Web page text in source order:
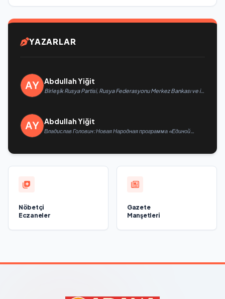
YAZARLAR
Abdullah Yiğit
Birleşik Rusya Partisi, Rusya Federasyonu Merkez Bankası ve iş
Abdullah Yiğit
Владислав Головин: Новая Народная программа «Единой
Nöbetçi
Eczaneler
Gazete
Manşetleri